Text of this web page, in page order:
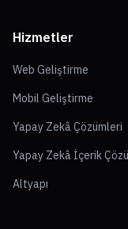
Hizmetler
Web Geliştirme
Mobil Geliştirme
Yapay Zekâ Çözümleri
Yapay Zekâ İçerik
Altyapı